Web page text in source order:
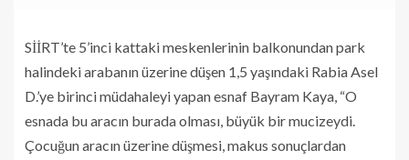
SİİRT’te 5’inci kattaki meskenlerinin balkonundan park
halindeki arabanın üzerine düşen 1,5 yaşındaki Rabia Asel
D.’ye birinci müdahaleyi yapan esnaf Bayram Kaya, “O
esnada bu aracın burada olması, büyük bir mucizeydi.
Çocuğun aracın üzerine düşmesi, makus sonuçlardan